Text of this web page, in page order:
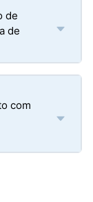
de
de
com